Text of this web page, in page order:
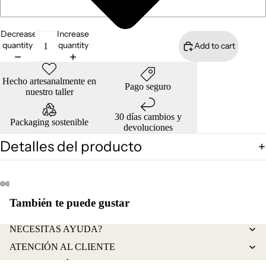
Open
in
screen
Open
in
screen
Open
in
screen
Open
in
screen
Decrease
quantity
Increase
quantity
Add to cart
Hecho artesanalmente en
nuestro taller
Pago seguro
Packaging sostenible
30 días cambios y
devoluciones
Detalles del producto
También te puede gustar
NECESITAS AYUDA?
ATENCIÓN AL CLIENTE
Refund policy
Privacy policy
Terms of service